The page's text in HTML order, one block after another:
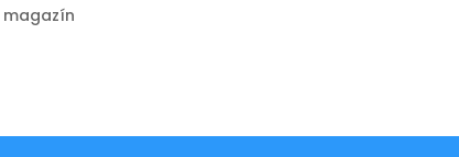
magazín